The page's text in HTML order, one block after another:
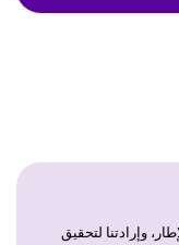
وإرادتنا لتحقيق